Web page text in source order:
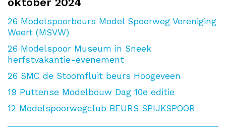
26 Modelspoorbeurs Model Spoorweg Vereniging
Weert (MSVW)
26 Modelspoor Museum in Sneek
herfstvakantie-evenement
26 SMC de Stoomfluit beurs Hoogeveen
19 Puttense Modelbouw Dag 10e editie
12 Modelspoorwegclub BEURS SPIJKSPOOR